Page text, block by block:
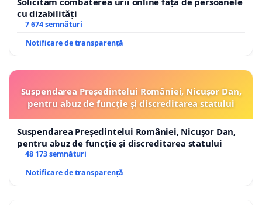
cu dizabilități
7 674 semnături
Notificare de transparență
Suspendarea Președintelui României, Nicușor Dan,
pentru abuz de funcție și discreditarea statului
Suspendarea Președintelui României, Nicușor Dan,
pentru abuz de funcție și discreditarea statului
48 173 semnături
Notificare de transparență